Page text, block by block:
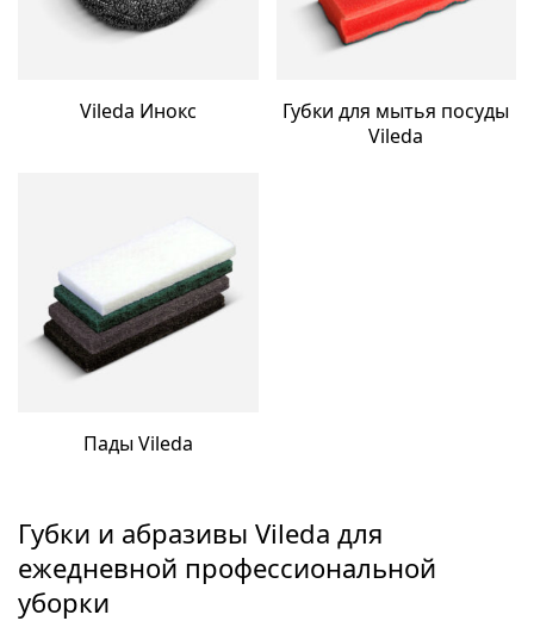
Vileda Инокс
Губки для мытья посуды
Vileda
Пады Vileda
Губки и абразивы Vileda для
ежедневной профессиональной
уборки